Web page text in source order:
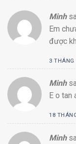
Minh
Em
được
3 THÁNG
Minh
E o
18
Minh